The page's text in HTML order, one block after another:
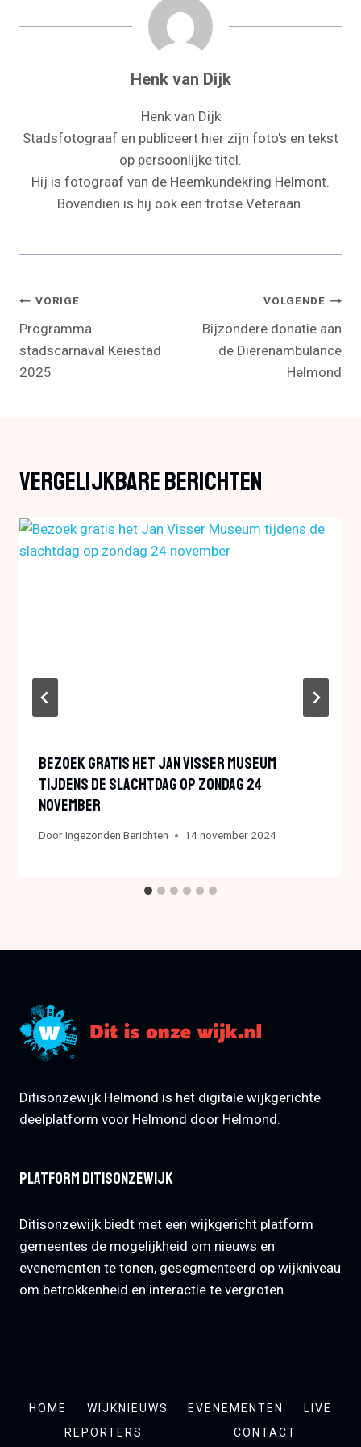
Henk van Dijk
Henk van Dijk
Stadsfotograaf en publiceert hier zijn foto's en tekst
op persoonlijke titel.
Hij is fotograaf van de Heemkundekring Helmont.
Bovendien is hij ook een trotse Veteraan.
Bericht
Navigatie
VORIGE
Programma
stadscarnaval Keiestad
2025
VOLGENDE
Bijzondere donatie aan
de Dierenambulance
Helmond
Vergelijkbare Berichten
Bezoek Gratis Het Jan Visser Museum
Tijdens De Slachtdag Op Zondag 24
November
DoorIngezonden Berichten 14 november 2024
Ditisonzewijk Helmond is het digitale wijkgerichte
deelplatform voor Helmond door Helmond.
Platform Ditisonzewijk
Ditisonzewijk biedt met een wijkgericht platform
gemeentes de mogelijkheid om nieuws en
evenementen te tonen, gesegmenteerd op wijkniveau
om betrokkenheid en interactie te vergroten.
HOME WIJKNIEUWS EVENEMENTEN
LIVE
REPORTERS
CONTACT